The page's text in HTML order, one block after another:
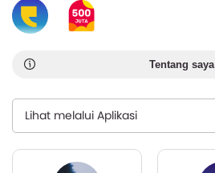
Tentang saya
Lihat melalui Aplikasi